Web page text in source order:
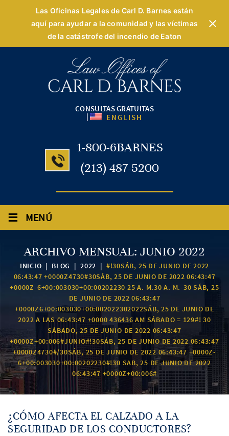
Las Oficinas Legales de Carl D. Barnes están
aquí para ayudar a la comunidad y las víctimas
de la catástrofe del incendio de Eaton
CONSULTAS GRATUITAS
| ENGLISH
1-800-6BARNES
(213) 487-5200
≡ MENÚ
ARCHIVO MENSUAL: JUNIO 2022
INICIO | BLOG |2022 | #!30SÁB, 25 DE JUNIO DE 2022
06:43:47 +0000Z4730#30SÁB, 25 DE JUNIO DE 2022 06:43:47
+0000Z-6+00:003030+00:00202230 25 A. M.30 A. M.-30 SÁB, 25
DE JUNIO DE 2022 06:43:47
+0000Z6+00:003030+00:002022302022SÁB, 25 DE JUNIO DE
2022 A LAS 06:43:47 +0000 436436 AM SÁBADO = 129#! 30
SÁBADO, 25 DE JUNIO DE 2022 06:43:47
+0000Z+00:006#JUNIO#!30SÁB, 25 DE JUNIO DE 2022 06:43:47
+0000Z4730#/30SÁB, 25 DE JUNIO DE 2022 06:43:47 +0000Z-
6+00:003030+00:00202230#!30 SAB, 25 DE JUNIO DE 2022
06:43:47 +0000Z+00:006#
¿CÓMO AFECTA EL CALZADO A LA
SEGURIDAD DE LOS CONDUCTORES?